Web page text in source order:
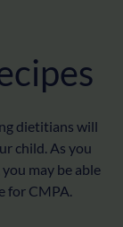
dietitians will
child. As you
may be able
for CMPA.